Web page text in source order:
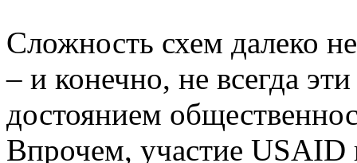
Сложность схем далеко
– и конечно, не всегда
достоянием
Впрочем, участие